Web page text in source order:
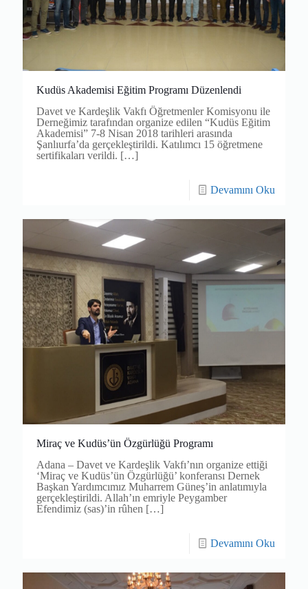
Kudüs Akademisi Eğitim Programı Düzenlendi
Davet ve Kardeşlik Vakfı Öğretmenler Komisyonu ile
Derneğimiz tarafından organize edilen “Kudüs Eğitim
Akademisi” 7-8 Nisan 2018 tarihleri arasında
Şanlıurfa’da gerçekleştirildi. Katılımcı 15 öğretmene
sertifikaları verildi. […]
Devamını Oku
Miraç ve Kudüs’ün Özgürlüğü Programı
Adana – Davet ve Kardeşlik Vakfı’nın organize ettiği
‘Miraç ve Kudüs’ün Özgürlüğü’ konferansı Dernek
Başkan Yardımcımız Muharrem Güneş’in anlatımıyla
gerçekleştirildi. Allah’ın emriyle Peygamber
Efendimiz (sas)’in rûhen […]
Devamını Oku